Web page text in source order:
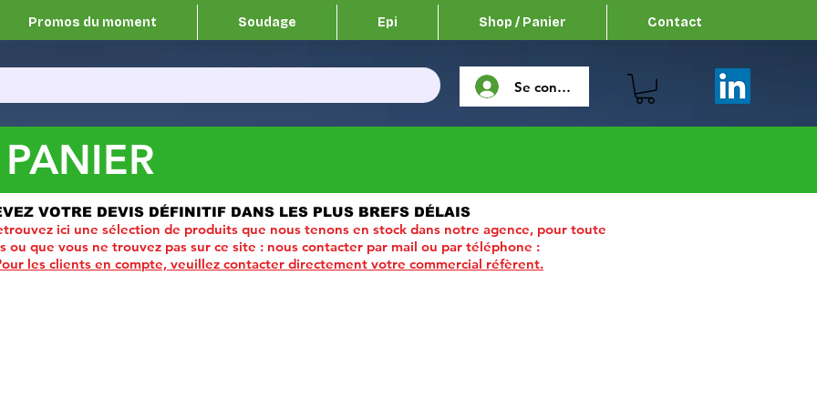
Promos du moment Soudage Epi Shop / Panier Contact
Se connecter
VOTRE DEVIS DÉFINITIF DANS LES PLUS BREFS DÉLAIS
ici une sélection de produits que nous tenons en stock dans notre agence, pour toute
que vous ne trouvez pas sur ce site : nous contacter par mail ou par téléphone :
les clients en compte, veuillez contacter directement votre commercial réfèrent.